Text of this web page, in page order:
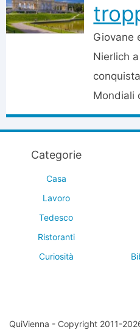
Giovane
Nierlich
Mondiali
Categorie
Casa
Lavoro
Tedesco
Ristoranti
Curiosità
QuiVienna - Copyright 2011-